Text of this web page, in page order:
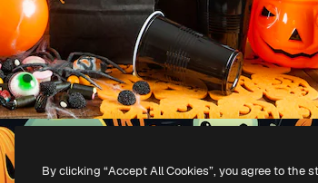
API
मोबाइल ऐप
सभी फ्रीपिक उपकरण
सर्वाधिकार सुरक्षित.
By clicking “Accept All Cookies”, you agree to the